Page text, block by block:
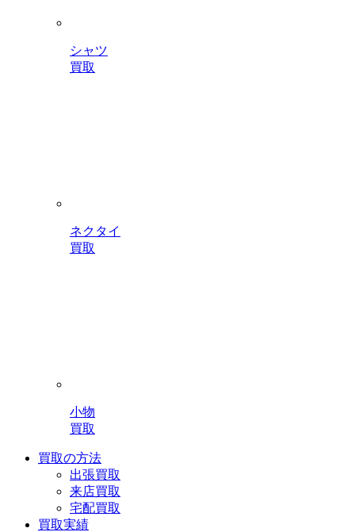
シャツ
買取
ネクタイ
買取
小物
買取
買取の方法
出張買取
来店買取
宅配買取
買取実績